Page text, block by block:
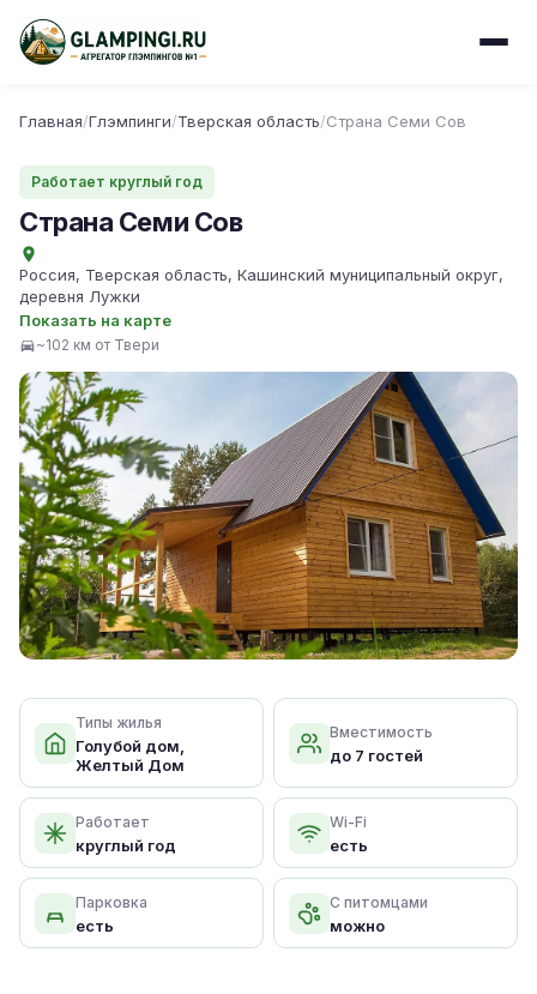
Главная/Глэмпинги/Тверская область/Страна Семи Сов
Работает круглый год
Страна Семи Сов
Россия, Тверская область, Кашинский муниципальный округ,
деревня Лужки
Показать на карте
~102 км от Твери
Типы жилья
Голубой дом,
Желтый Дом
Вместимость
до 7 гостей
Работает
круглый год
Wi-Fi
есть
Парковка
есть
С питомцами
можно